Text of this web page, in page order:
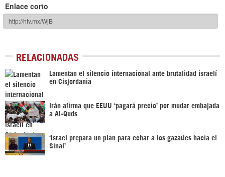
Enlace corto
RELACIONADAS
Lamentan el silencio internacional ante brutalidad israelí
en Cisjordania
Irán afirma que EEUU ‘pagará precio’ por mudar embajada
a Al-Quds
‘Israel prepara un plan para echar a los gazatíes hacia el
Sinaí’